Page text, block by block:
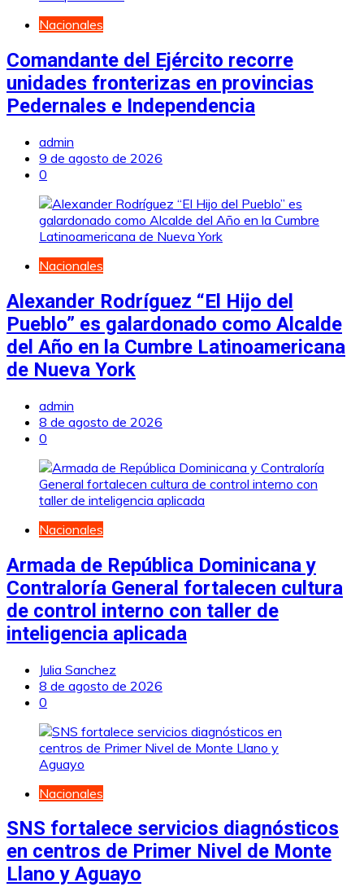
Nacionales
Comandante del Ejército recorre
unidades fronterizas en provincias
Pedernales e Independencia
admin
9 de agosto de 2026
0
Nacionales
Alexander Rodríguez “El Hijo del
Pueblo” es galardonado como Alcalde
del Año en la Cumbre Latinoamericana
de Nueva York
admin
8 de agosto de 2026
0
Nacionales
Armada de República Dominicana y
Contraloría General fortalecen cultura
de control interno con taller de
inteligencia aplicada
Julia Sanchez
8 de agosto de 2026
0
Nacionales
SNS fortalece servicios diagnósticos
en centros de Primer Nivel de Monte
Llano y Aguayo